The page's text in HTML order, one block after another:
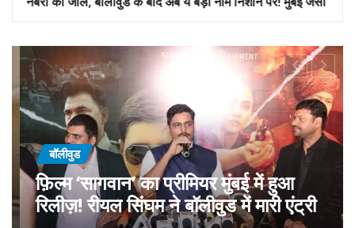
बॉलीवुड
गोवा मुख्यमंत्री डॉ. प्रमोद सावंत का ‘गोदान’
को बड़ा समर्थन; पोस्टर विमोचन कर मथुरा से
फिल्म गोदान की टीम का बढ़ाया मान!